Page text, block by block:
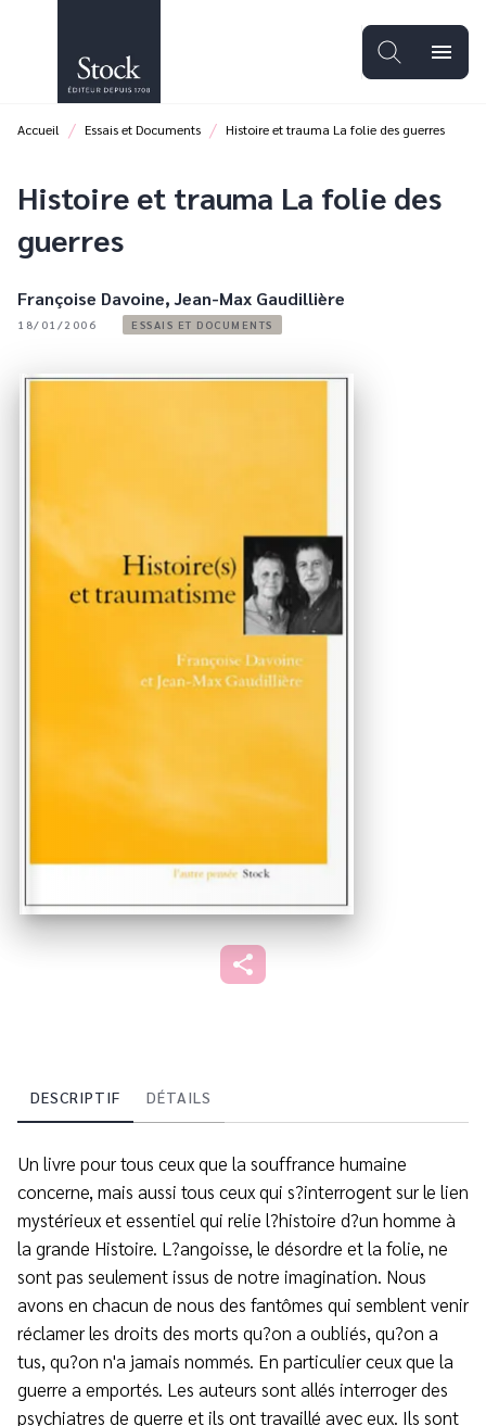
PIED DE PAGE
menu
Accueil / Essais et Documents / Histoire et trauma La folie des guerres
Histoire et trauma La folie des
guerres
Françoise Davoine,Jean-Max Gaudillière
18/01/2006 ESSAIS ET DOCUMENTS
DESCRIPTIF DÉTAILS
Un livre pour tous ceux que la souffrance humaine
concerne, mais aussi tous ceux qui s?interrogent sur le lien
mystérieux et essentiel qui relie l?histoire d?un homme à
la grande Histoire. L?angoisse, le désordre et la folie, ne
sont pas seulement issus de notre imagination. Nous
avons en chacun de nous des fantômes qui semblent venir
réclamer les droits des morts qu?on a oubliés, qu?on a
tus, qu?on n'a jamais nommés. En particulier ceux que la
guerre a emportés. Les auteurs sont allés interroger des
psychiatres de guerre et ils ont travaillé avec eux. Ils sont